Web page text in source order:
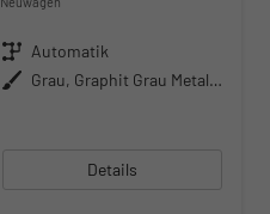
Getriebe Automatik
Außenfarbe
Grau, Graphit Grau Metallic
Details